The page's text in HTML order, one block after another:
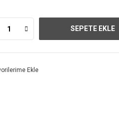
SEPETE EKLE